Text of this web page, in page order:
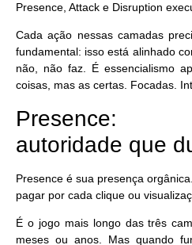
Presence, Attack e Disruption
Cada ação nessas camadas
fundamental: isso está alinhado
não, não faz. É essencialismo
coisas, mas as certas. Focadas.
Presence:
autoridade que
Presence é sua presença
pagar por cada clique ou
É o jogo mais longo das três
meses ou anos. Mas quando